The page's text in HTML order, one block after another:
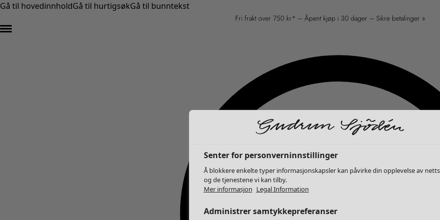
Gå til hovedinnholdGå til hurtigsøkGå til bunntekst
Fri frakt over 750 kr* – Åpent kjøp i 30 dager – Sikre betalinger »
Senter for personverninnstillinger
Å blokkere enkelte typer informasjonskapsler kan påvirke din opplevelse av
og de tjenestene vi kan tilby.
Mer informasjon Legal Information
Administrer samtykkepreferanser